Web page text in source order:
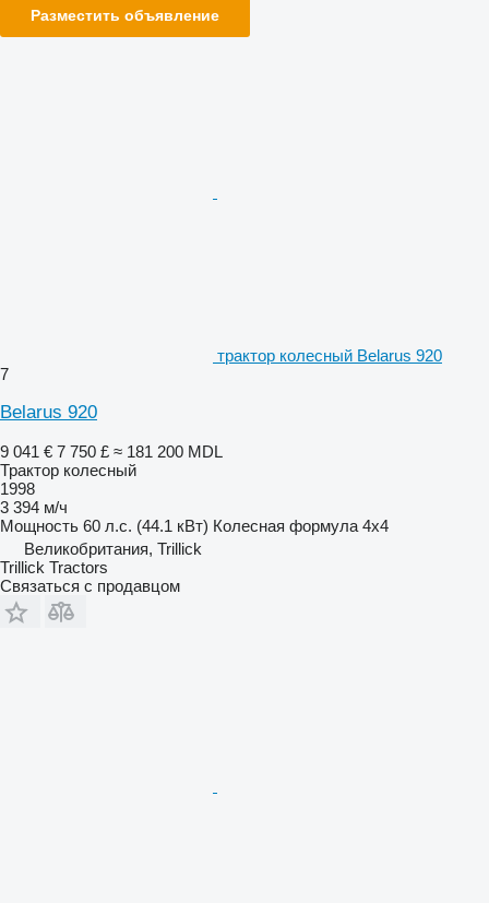
Разместить объявление
трактор колесный Belarus 920
7
Belarus 920
9 041 € 7 750 £ ≈ 181 200 MDL
Трактор колесный
1998
3 394 м/ч
Мощность 60 л.с. (44.1 кВт) Колесная формула 4x4
Великобритания, Trillick
Trillick Tractors
Связаться с продавцом